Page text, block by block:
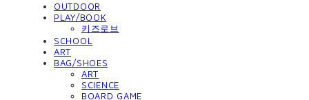
OUTDOOR
PLAY/BOOK
키즈로브
SCHOOL
ART
BAG/SHOES
ART
SCIENCE
BOARD GAME